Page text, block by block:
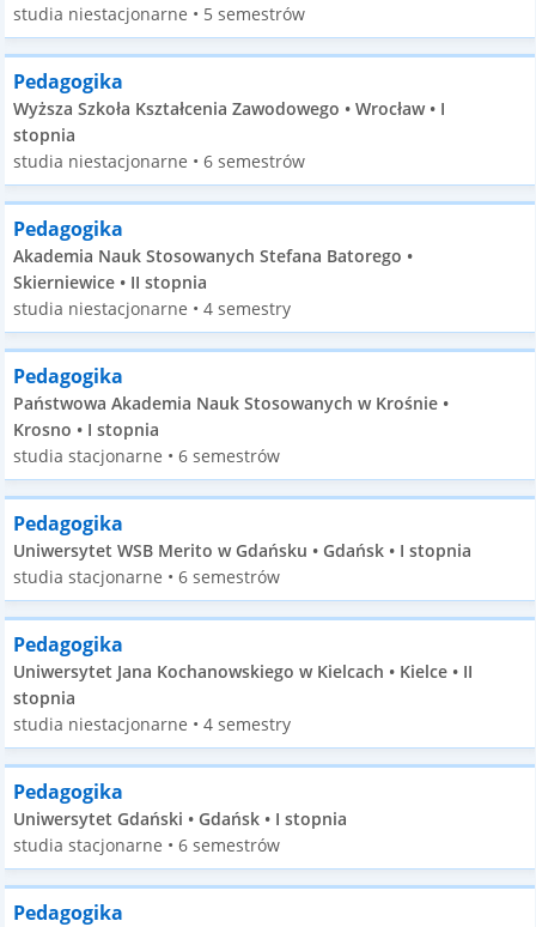
studia niestacjonarne • 5 semestrów
Pedagogika
Wyższa Szkoła Kształcenia Zawodowego • Wrocław • I
stopnia
studia niestacjonarne • 6 semestrów
Pedagogika
Akademia Nauk Stosowanych Stefana Batorego •
Skierniewice • II stopnia
studia niestacjonarne • 4 semestry
Pedagogika
Państwowa Akademia Nauk Stosowanych w Krośnie •
Krosno • I stopnia
studia stacjonarne • 6 semestrów
Pedagogika
Uniwersytet WSB Merito w Gdańsku • Gdańsk • I stopnia
studia stacjonarne • 6 semestrów
Pedagogika
Uniwersytet Jana Kochanowskiego w Kielcach • Kielce • II
stopnia
studia niestacjonarne • 4 semestry
Pedagogika
Uniwersytet Gdański • Gdańsk • I stopnia
studia stacjonarne • 6 semestrów
Pedagogika